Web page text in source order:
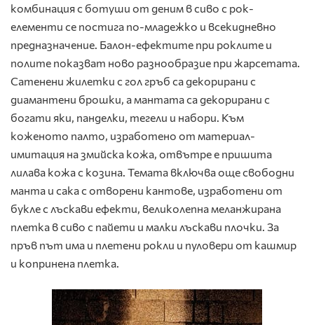
комбинация с ботуши от деним в сиво с рок-
елементи се постига по-младежко и всекидневно
предназначение. Балон-ефектите при роклите и
полите показват ново разнообразие при жарсетата.
Сатенени жилетки с гол гръб са декорирани с
диамантени брошки, а мантата са декорирани с
богати яки, панделки, тегели и набори. Към
коженото палто, изработено от материал-
имитация на змийска кожа, отвътре е пришита
лилава кожа с козина. Темата включва още свободни
манта и сака с отворени кантове, изработени от
букле с лъскави ефекти, великолепна меланжирана
плетка в сиво с пайети и малки лъскави плочки. За
пръв път има и плетени рокли и пуловери от кашмир
и копринена плетка.